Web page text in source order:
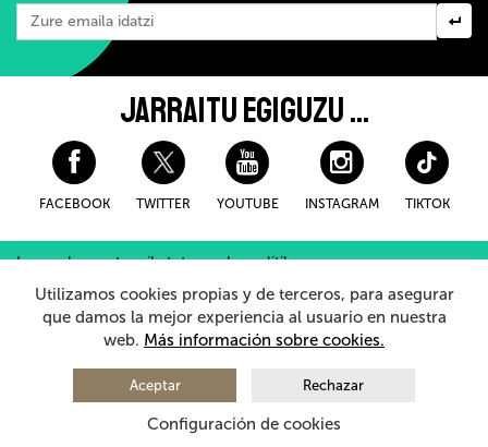
JARRAITU EGIGUZU ...
FACEBOOK TWITTER YOUTUBE INSTAGRAM TIKTOK
Lege-oharra eta pribatutasuneko politika
Erosteko Baldintza Orokorroak
Cookieei buruzko politika
Barneko Informazio Sistema
© 2026 - Teatro Arriaga AntzokiaEskubide guztiak erreserbatuta
Utilizamos cookies propias y de terceros, para asegurar
que damos la mejor experiencia al usuario en nuestra
web. Más información sobre cookies.
Aceptar Rechazar
Configuración de cookies